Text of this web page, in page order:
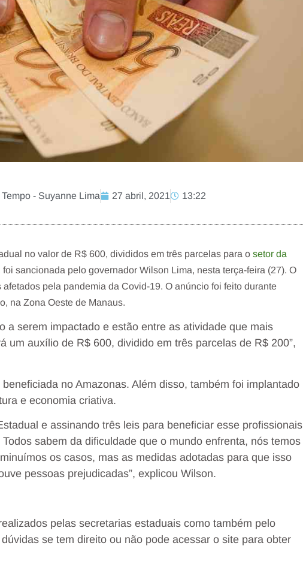
- Suyanne Lima 27 abril, 2021 13:22
no valor de R$ 600, divididos em três parcelas para o setor da
foi sancionada pelo governador Wilson Lima, nesta terça-feira (27). O
pela pandemia da Covid-19. O anúncio foi feito durante
na Zona Oeste de Manaus.
a serem impactado e estão entre as atividade que mais
um auxílio de R$ 600, dividido em três parcelas de R$ 200”,
no Amazonas. Além disso, também foi implantado
e economia criativa.
e assinando três leis para beneficiar esse profissionais
sabem da dificuldade que o mundo enfrenta, nós temos
os casos, mas as medidas adotadas para que isso
pessoas prejudicadas”, explicou Wilson.
pelas secretarias estaduais como também pelo
se tem direito ou não pode acessar o site para obter